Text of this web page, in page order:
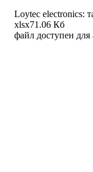
Loytec electronics:
xlsx71.06 Кб
файл доступен для